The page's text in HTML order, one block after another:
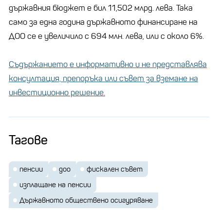
държавния бюджет е бил 11,502 млрд. лева. Така
само за една година държавното финансиране на
ДОО се е увеличило с 694 млн. лева, или с около 6%.
Съдържанието е информативно и не представлява
консултация, препоръка или съвет за вземане на
инвестиционно решение.
Тагове
пенсии доо
фискален съвет
изплащане на пенсии
Държавното обществено осигуряване